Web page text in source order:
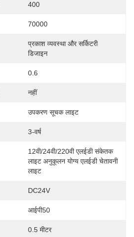
400
70000
प्रकाश व्यवस्था और सर्किटरी
डिजाइन
0.6
नहीं
उपकरण सूचक लाइट
3-वर्ष
12वी/24वी/220वी एलईडी संकेतक
लाइट अनुकूलन योग्य एलईडी चेतावनी
लाइट
DC24V
आईपी50
0.5 मीटर